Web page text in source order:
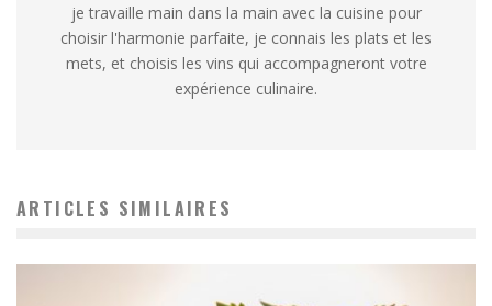
je travaille main dans la main avec la cuisine pour
choisir l'harmonie parfaite, je connais les plats et les
mets, et choisis les vins qui accompagneront votre
expérience culinaire.
ARTICLES SIMILAIRES